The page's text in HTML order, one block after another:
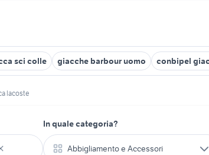
sci colle giacche barbour uomo conbipel
lacoste
In quale categoria?
Abbigliamento e Accessori